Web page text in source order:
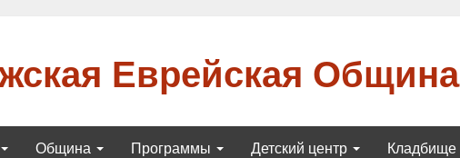
Еврейская Община
Община Программы Детский центр Кладбище